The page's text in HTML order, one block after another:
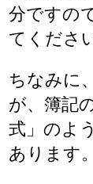
分ですの
てくださ
ちなみに
が、簿記
式」のよ
あります。